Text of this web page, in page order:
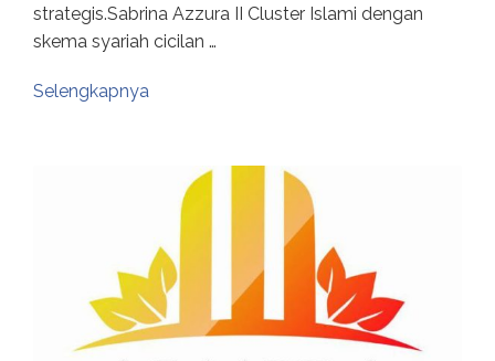
strategis.Sabrina Azzura II Cluster Islami dengan
skema syariah cicilan …
Selengkapnya